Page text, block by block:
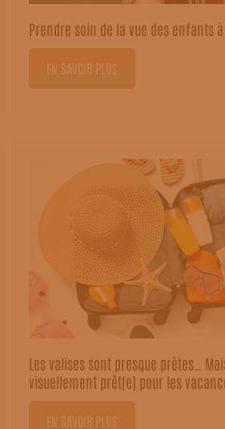
Prendre soin de la vue des enfants
EN SAVOIR PLUS
Les valises sont presque prêtes…
visuellement prêt(e) pour les
EN SAVOIR PLUS